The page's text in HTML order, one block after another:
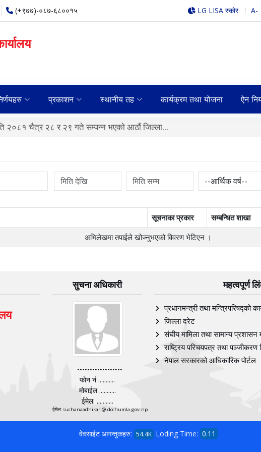
(+९७७)-०८७-६८००१५ LG LISA स्कोर A-
प्रकाशन स्थानीय तह कार्यक्रम तथा योजना ऐन
२०८१ चैत्र २८ र २९ गते सम्पन्न भएकाे आठाैं जिल्ला...
सूचनाका प्रकार सम्बन्धित शाखा
अभिलेखमा तपाईले खोज्‍नुभएको विवरण भेटिएन ।
सुचना अधिकारी
..................
फोन नं ...........
मोबाईल ...........
ईमेल: ...........
ईमेल:suchanaadhikari@.dcchumla.gov.np
महत्वपूर्ण
प्रधानमन्त्री तथा मन्त्रिपरिषद्को
जिल्ला दरेट
संघीय मामिला तथा सामान्य प्रशासन
राष्ट्रिय परिचयपत्र तथा पञ्‍जीकरण
नेपाल सरकारको आधिकारिक पोर्टल
वेवसाईट आगन्तुकहरु: 54.4K Loding Time: 0.11